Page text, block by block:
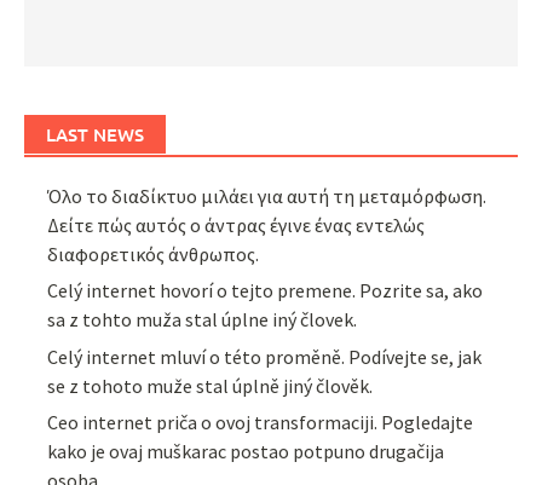
LAST NEWS
Όλο το διαδίκτυο μιλάει για αυτή τη μεταμόρφωση.
Δείτε πώς αυτός ο άντρας έγινε ένας εντελώς
διαφορετικός άνθρωπος.
Celý internet hovorí o tejto premene. Pozrite sa, ako
sa z tohto muža stal úplne iný človek.
Celý internet mluví o této proměně. Podívejte se, jak
se z tohoto muže stal úplně jiný člověk.
Ceo internet priča o ovoj transformaciji. Pogledajte
kako je ovaj muškarac postao potpuno drugačija